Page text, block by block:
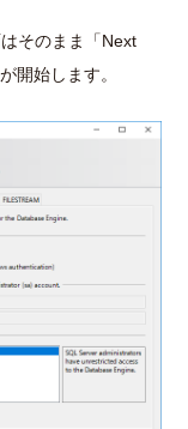
そのまま「Next
開始します。